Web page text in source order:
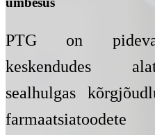
PTG on
keskendudes
sealhulgas